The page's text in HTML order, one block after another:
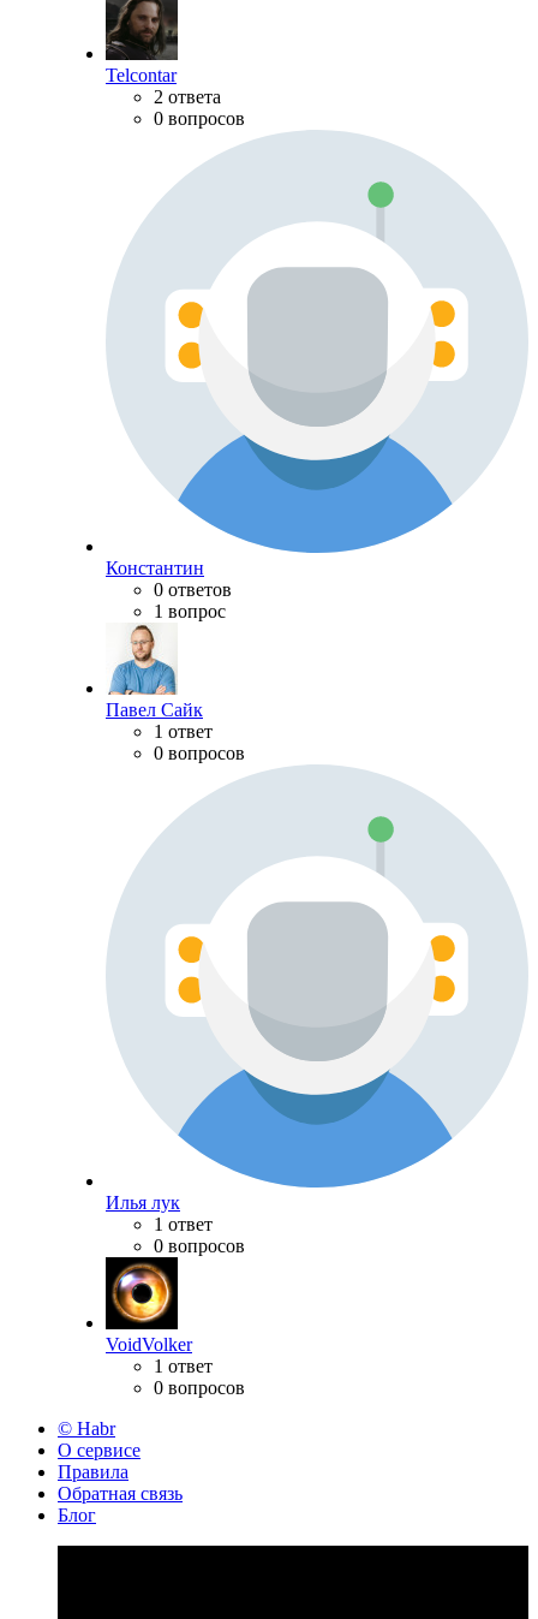
Telcontar
2 ответа
0 вопросов
Константин
0 ответов
1 вопрос
Павел Сайк
1 ответ
0 вопросов
Илья лук
1 ответ
0 вопросов
VoidVolker
1 ответ
0 вопросов
© Habr
О сервисе
Правила
Обратная связь
Блог